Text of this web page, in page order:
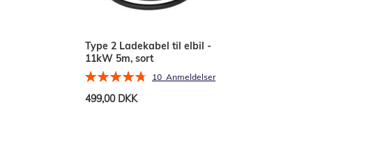
Type 2 Ladekabel til elbil -
11kW 5m, sort
Bedømmelse:
10 Anmeldelser
499,00 DKK